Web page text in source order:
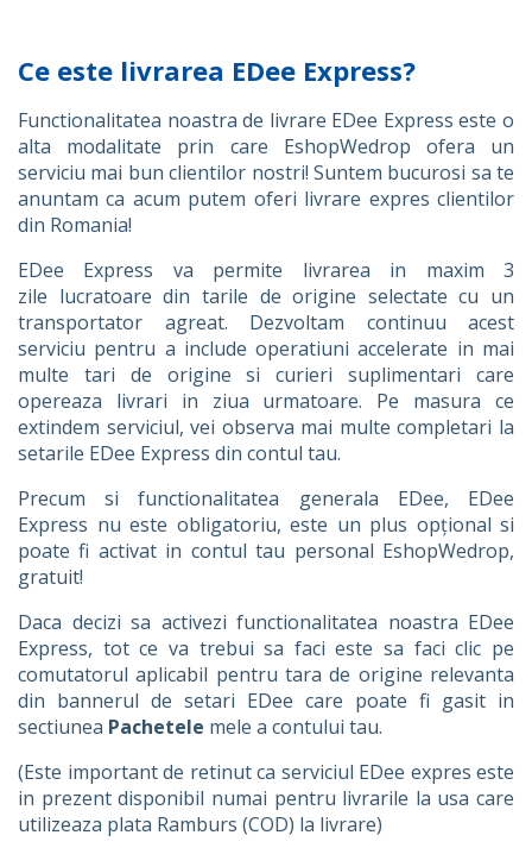
Ce este livrarea EDee Express?
Functionalitatea noastra de livrare EDee Express este o
alta modalitate prin care EshopWedrop ofera un
serviciu mai bun clientilor nostri! Suntem bucurosi sa te
anuntam ca acum putem oferi livrare expres clientilor
din Romania!
EDee Express va permite livrarea in maxim 3
zile lucratoare din tarile de origine selectate cu un
transportator agreat. Dezvoltam continuu acest
serviciu pentru a include operatiuni accelerate in mai
multe tari de origine si curieri suplimentari care
opereaza livrari in ziua urmatoare. Pe masura ce
extindem serviciul, vei observa mai multe completari la
setarile EDee Express din contul tau.
Precum si functionalitatea generala EDee, EDee
Express nu este obligatoriu, este un plus opțional si
poate fi activat in contul tau personal EshopWedrop,
gratuit!
Daca decizi sa activezi functionalitatea noastra EDee
Express, tot ce va trebui sa faci este sa faci clic pe
comutatorul aplicabil pentru tara de origine relevanta
din bannerul de setari EDee care poate fi gasit in
sectiunea Pachetele mele a contului tau.
(Este important de retinut ca serviciul EDee expres este
in prezent disponibil numai pentru livrarile la usa care
utilizeaza plata Ramburs (COD) la livrare)